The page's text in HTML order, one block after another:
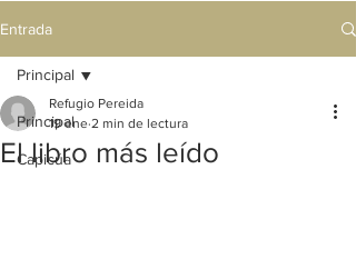
Entrada
Principal
Capicúa
Principal
El libro más leído
Refugio Pereida
19 ene 2 min de lectura